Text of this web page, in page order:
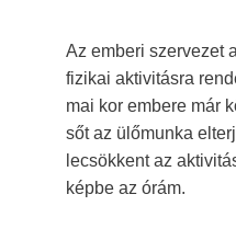
Az emberi szervezet
fizikai aktivitásra
mai kor embere már
sőt az ülőmunka
lecsökkent az
képbe az órám.